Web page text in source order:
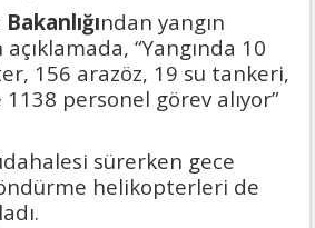
ndan yangın
“Yangında 10
156 arazöz, 19 su tankeri,
1138 personel görev alıyor”
sürerken gece
helikopterleri de